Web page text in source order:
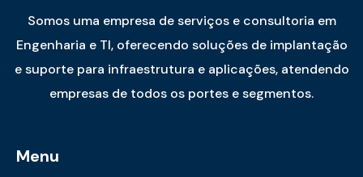
Somos uma empresa de serviços e consultoria em
Engenharia e TI, oferecendo soluções de implantação
e suporte para infraestrutura e aplicações, atendendo
empresas de todos os portes e segmentos.
Menu